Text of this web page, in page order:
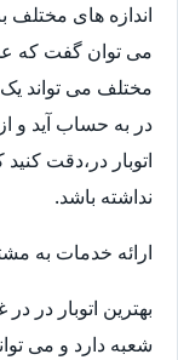
می توان گفت که
مختلف می تواند
در به حساب آید و
اتوبار در،دقت
نداشته باشد.
ارائه خدمات به
بهترین اتوبار در
شعبه دارد و می